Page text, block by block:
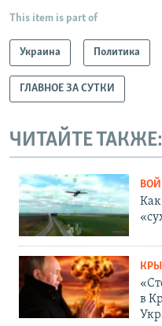
This item is part of
Украина Политика
ГЛАВНОЕ ЗА СУТКИ
ЧИТАЙТЕ ТАКЖЕ:
Как
в